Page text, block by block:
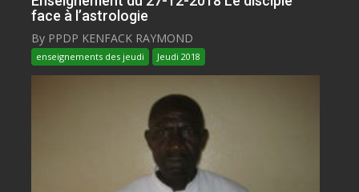
face à l’astrologie
By PPDP KENFACK RAYMOND
enseignements des jeudi Jeudi 2018